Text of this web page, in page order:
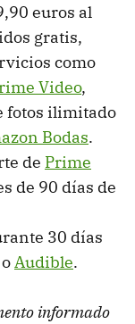
euros al
gratis,
como
Video,
fotos ilimitado
Bodas.
de Prime
de 90 días de
30 días
o Audible.
informado